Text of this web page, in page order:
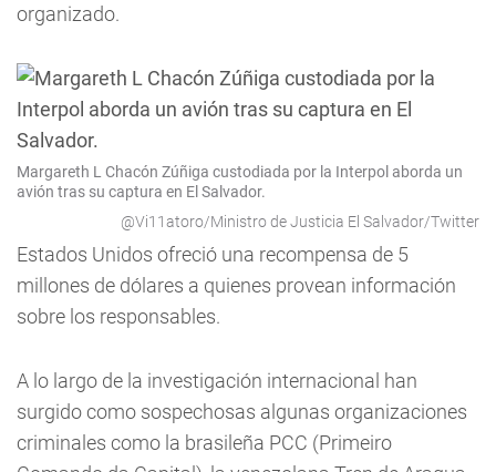
organizado.
Margareth L Chacón Zúñiga custodiada por la Interpol aborda un
avión tras su captura en El Salvador.
@Vi11atoro/Ministro de Justicia El Salvador/Twitter
Estados Unidos ofreció una recompensa de 5
millones de dólares a quienes provean información
sobre los responsables.
A lo largo de la investigación internacional han
surgido como sospechosas algunas organizaciones
criminales como la brasileña PCC (Primeiro